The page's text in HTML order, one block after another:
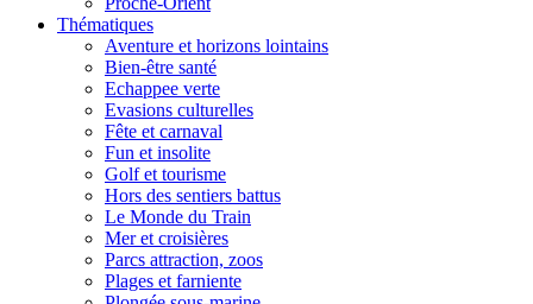
Thématiques
Aventure et horizons lointains
Bien-être santé
Echappee verte
Evasions culturelles
Fête et carnaval
Fun et insolite
Golf et tourisme
Hors des sentiers battus
Le Monde du Train
Mer et croisières
Parcs attraction, zoos
Plages et farniente